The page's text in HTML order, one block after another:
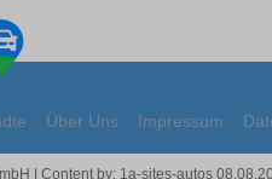
Über Uns Impressum
| Content by: 1a-sites-autos